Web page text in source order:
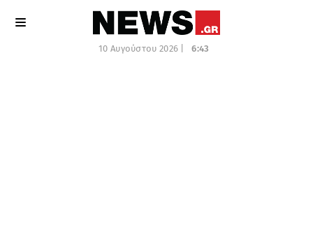
10 Αυγούστου 2026 | 6:43